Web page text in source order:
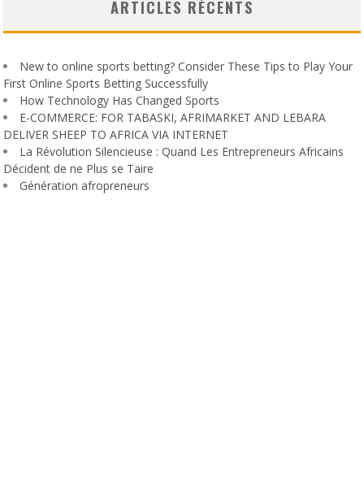
ARTICLES RÉCENTS
New to online sports betting? Consider These Tips to Play Your
First Online Sports Betting Successfully
How Technology Has Changed Sports
E-COMMERCE: FOR TABASKI, AFRIMARKET AND LEBARA
DELIVER SHEEP TO AFRICA VIA INTERNET
La Révolution Silencieuse : Quand Les Entrepreneurs Africains
Décident de ne Plus se Taire
Génération afropreneurs